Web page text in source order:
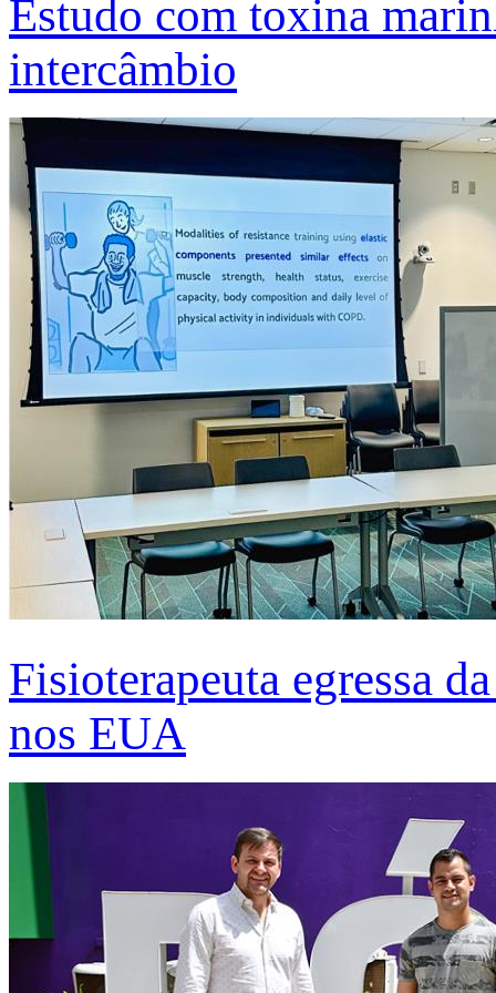
Estudo com toxina
intercâmbio
Fisioterapeuta egressa
nos EUA